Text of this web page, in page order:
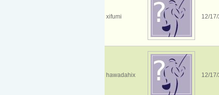
xifumi 12/
hawadahix 12/